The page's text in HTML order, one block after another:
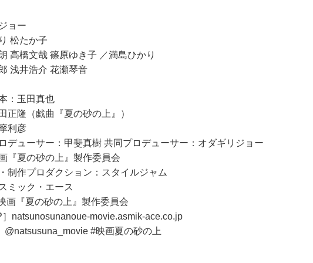
ョー
松たか⼦
⾼橋⽂哉 篠原ゆき⼦ ／満島ひかり
浅井浩介 花瀬琴⾳
：⽟⽥真也
正隆（戯曲『夏の砂の上』）
利彦
デューサー：甲斐真樹 共同プロデューサー：オダギリジョー
『夏の砂の上』製作委員会
制作プロダクション：スタイルジャム
ミック・エース
画『夏の砂の上』製作委員会
］natsunosunanoue-movie.asmik-ace.co.jp
@natsusuna_movie #映画夏の砂の上